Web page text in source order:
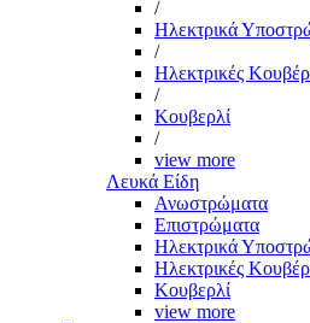
/
Ηλεκτρικά
/
Ηλεκτρικές
/
Κουβερλί
/
view more
Λευκά Είδη
Ανωστρώματα
Επιστρώματα
Ηλεκτρικά
Ηλεκτρικές
Κουβερλί
view more